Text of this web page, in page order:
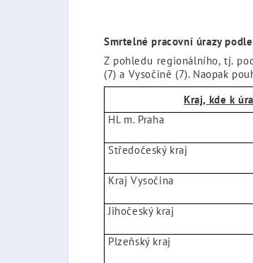
Smrtelné pracovní úrazy
Z pohledu regionálního, tj.
(7) a Vysočině (7). Naopak
Kraj, kde k
Hl. m. Praha
Středočeský kraj
Kraj Vysočina
Jihočeský kraj
Plzeňský kraj